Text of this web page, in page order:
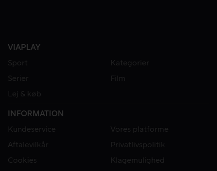
VIAPLAY
Sport
Kategorier
Serier
Film
Lej & køb
INFORMATION
Kundeservice
Vores platforme
Aftalevilkår
Privatlivspolitik
Cookies
Klagemulighed